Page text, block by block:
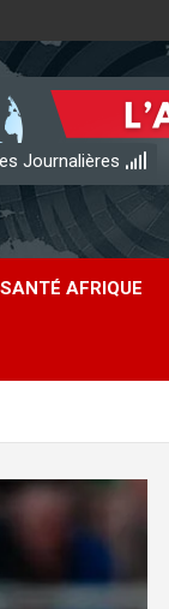
Journalières
SANTÉ AFRIQUE